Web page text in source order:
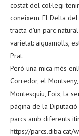
costat del col·legi
coneixem. El Delta
tracta d’un parc
varietat: aiguamolls,
Prat.
Però una mica més
Corredor, el
Montesquiu, Foix, la
pàgina de la
parcs amb diferents
https://parcs.diba.cat/